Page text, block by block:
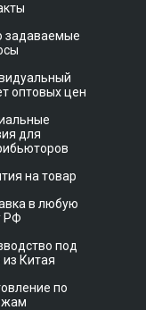
задаваемые
оптовых цен
для
на товар
в любую
РФ
под
из Китая
по